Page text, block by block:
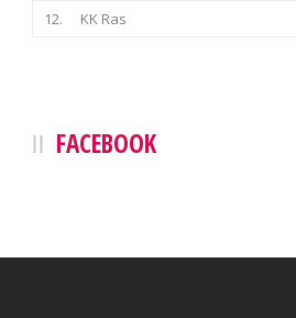
12.
KK Ras
FACEBOOK